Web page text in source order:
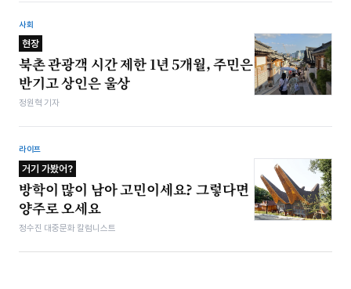
사회
현장
북촌 관광객 시간 제한 1년 5개월, 주민은
반기고 상인은 울상
정원혁 기자
라이프
거기 가봤어?
방학이 많이 남아 고민이세요? 그렇다면
양주로 오세요
정수진 대중문화 칼럼니스트